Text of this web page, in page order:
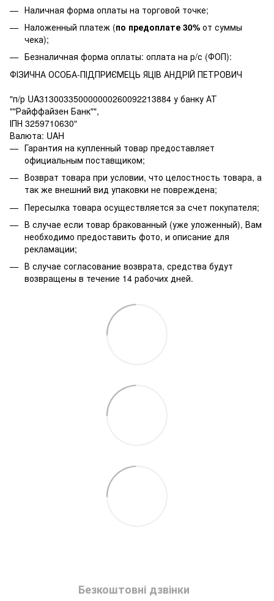
Наличная форма оплаты на торговой точке;
Наложенный платеж (по предоплате 30% от суммы
чека);
Безналичная форма оплаты: оплата на р/с (ФОП):
ФІЗИЧНА ОСОБА-ПІДПРИЄМЕЦЬ ЯЦІВ АНДРІЙ ПЕТРОВИЧ
"п/р UA313003350000000260092213884 у банку АТ
""Райффайзен Банк"",
ІПН 3259710630"
Валюта: UAH
Гарантия на купленный товар предоставляет
официальным поставщиком;
Возврат товара при условии, что целостность товара, а
так же внешний вид упаковки не повреждена;
Пересылка товара осуществляется за счет покупателя;
В случае если товар бракованный (уже уложенный), Вам
необходимо предоставить фото, и описание для
рекламации;
В случае согласование возврата, средства будут
возвращены в течение 14 рабочих дней.
Безкоштовні дзвінки